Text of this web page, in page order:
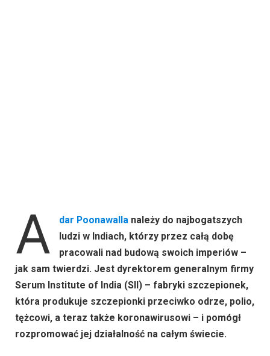
A dar Poonawalla należy do najbogatszych
ludzi w Indiach, którzy przez całą dobę
pracowali nad budową swoich imperiów –
jak sam twierdzi. Jest dyrektorem generalnym firmy
Serum Institute of India (SII) – fabryki szczepionek,
która produkuje szczepionki przeciwko odrze, polio,
tężcowi, a teraz także koronawirusowi – i pomógł
rozpromować jej działalność na całym świecie.